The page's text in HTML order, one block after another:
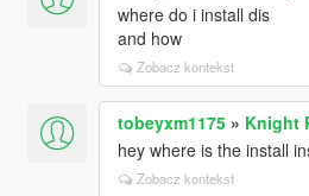
where do i install dis
and how
Zobacz kontekst
tobeyxm1175» Knight
hey where is the install
Zobacz kontekst